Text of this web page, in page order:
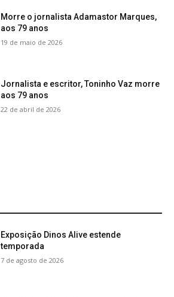
Morre o jornalista Adamastor Marques,
aos 79 anos
19 de maio de 2026
Jornalista e escritor, Toninho Vaz morre
aos 79 anos
22 de abril de 2026
Exposição Dinos Alive estende
temporada
7 de agosto de 2026